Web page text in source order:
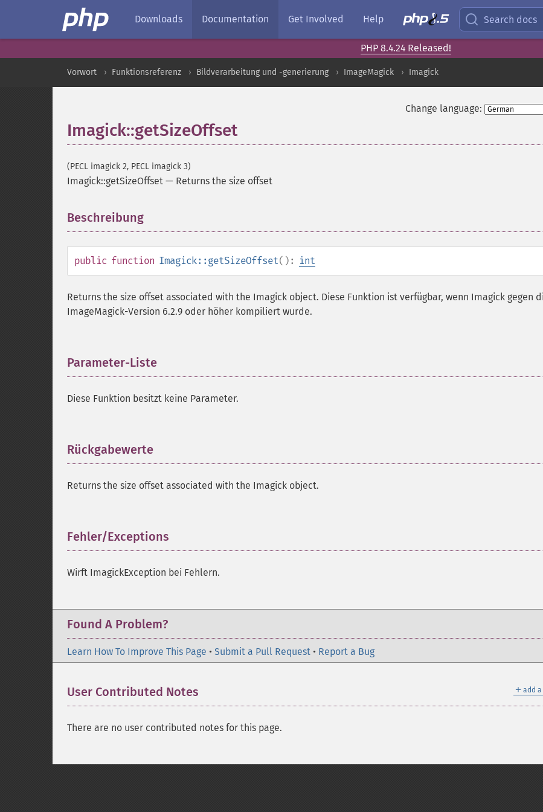
Downloads Documentation Get Involved Help Search docs
PHP 8.4.24 Released!
Vorwort Funktionsreferenz Bildverarbeitung und -generierung ImageMagick Imagick
Change language:
Imagick::getSizeOffset
(PECL imagick 2, PECL imagick 3)
Imagick::getSizeOffset — Returns the size offset
Beschreibung
public function Imagick::getSizeOffset(): int
Returns the size offset associated with the Imagick object. Diese Funktion ist verfügbar, wenn Imagick gegen
ImageMagick-Version 6.2.9 oder höher kompiliert wurde.
Parameter-Liste
Diese Funktion besitzt keine Parameter.
Rückgabewerte
Returns the size offset associated with the Imagick object.
Fehler/Exceptions
Wirft ImagickException bei Fehlern.
Found A Problem?
Learn How To Improve This Page • Submit a Pull Request • Report a Bug
＋ add
User Contributed Notes
There are no user contributed notes for this page.